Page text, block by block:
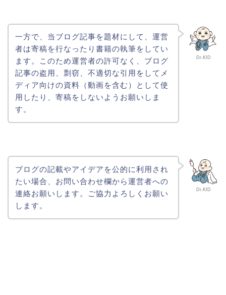
Dr.KID
一方で、当ブログ記事を題材にして、運営
者は寄稿を行なったり書籍の執筆をしてい
ます。このため運営者の許可なく、ブログ
記事の盗用、剽窃、不適切な引用をしてメ
ディア向けの資料（動画を含む）として使
用したり、寄稿をしないようお願いしま
す。
Dr.KID
ブログの記載やアイデアを公的に利用され
たい場合、お問い合わせ欄から運営者への
連絡お願いします。ご協力よろしくお願い
します。